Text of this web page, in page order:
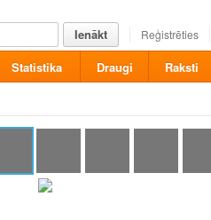
Ienākt Reģistrēties
Statistika Draugi Raksti